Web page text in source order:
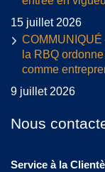
15 juillet 2026
COMMUNIQUÉ
la RBQ
comme
9 juillet 2026
Nous
Service à la